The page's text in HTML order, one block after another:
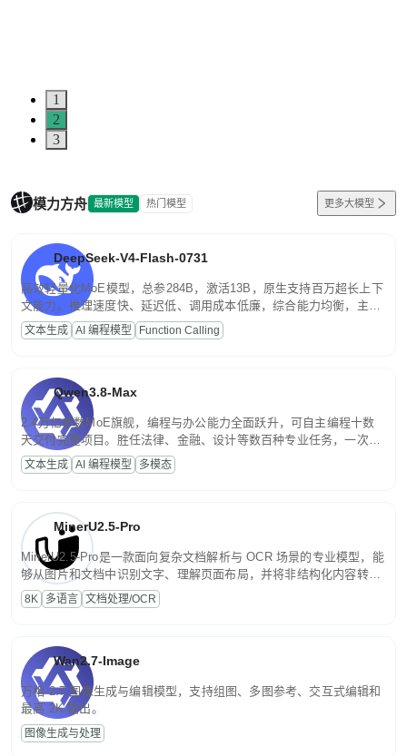
1
2
3
模力方舟 最新模型 热门模型 更多大模型
DeepSeek-V4-Flash-0731
高效轻量化MoE模型，总参284B，激活13B，原生支持百万超长上下
文能力。推理速度快、延迟低、调用成本低廉，综合能力均衡，主打
高并发、轻量化任务，适合日常对话、内容创作、基础 RAG、批量
文案处理等普惠刚需场景。
文本生成 AI 编程模型 Function Calling
Qwen3.8-Max
2.4万亿参数MoE旗舰，编程与办公能力全面跃升，可自主编程十数
天交付完整项目。胜任法律、金融、设计等数百种专业任务，一次对
话端到端交付生产级成果。原生视觉理解贯穿规划、执行与验证全流
程，支持超长文档与长视频的深度语义解析。长程任务中自主规划与
文本生成 AI 编程模型 多模态
MinerU2.5-Pro
MinerU2.5-Pro是一款面向复杂文档解析与 OCR 场景的专业模型，能
够从图片和文档中识别文字、理解页面布局，并将非结构化内容转换
为便于存储、检索和二次处理的结构化结果。
8K 多语言 文档处理/OCR
Wan2.7-Image
万相 2.7 图像生成与编辑模型，支持组图、多图参考、交互式编辑和
最高 2K 输出。
图像生成与处理